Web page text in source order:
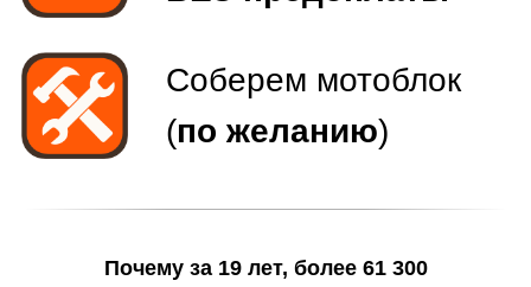
Почему за 19 лет, более 61 300